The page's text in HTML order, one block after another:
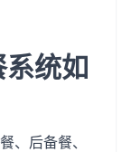
统如
、后备餐、